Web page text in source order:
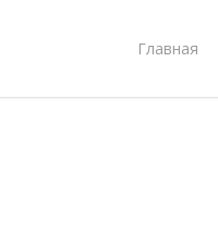
Главная